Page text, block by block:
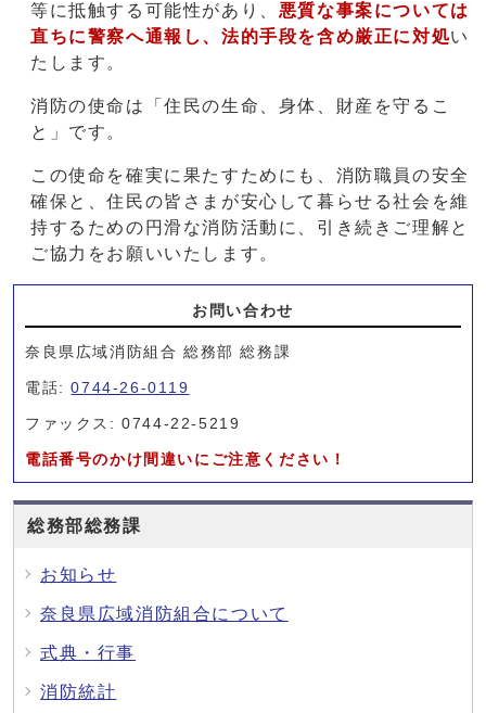
等に抵触する可能性があり、 悪質な事案については
直ちに警察へ通報し、法的手段を含め厳正に対処い
たします。
消防の使命は「住民の生命、身体、財産を守るこ
と」です。
この使命を確実に果たすためにも、消防職員の安全
確保と、住民の皆さまが安心して暮らせる社会を維
持するための円滑な消防活動に、引き続きご理解と
ご協力をお願いいたします。
お問い合わせ
奈良県広域消防組合 総務部 総務課
電話:0744-26-0119
ファックス: 0744-22-5219
電話番号のかけ間違いにご注意ください！
総務部総務課
お知らせ
奈良県広域消防組合について
式典・行事
消防統計